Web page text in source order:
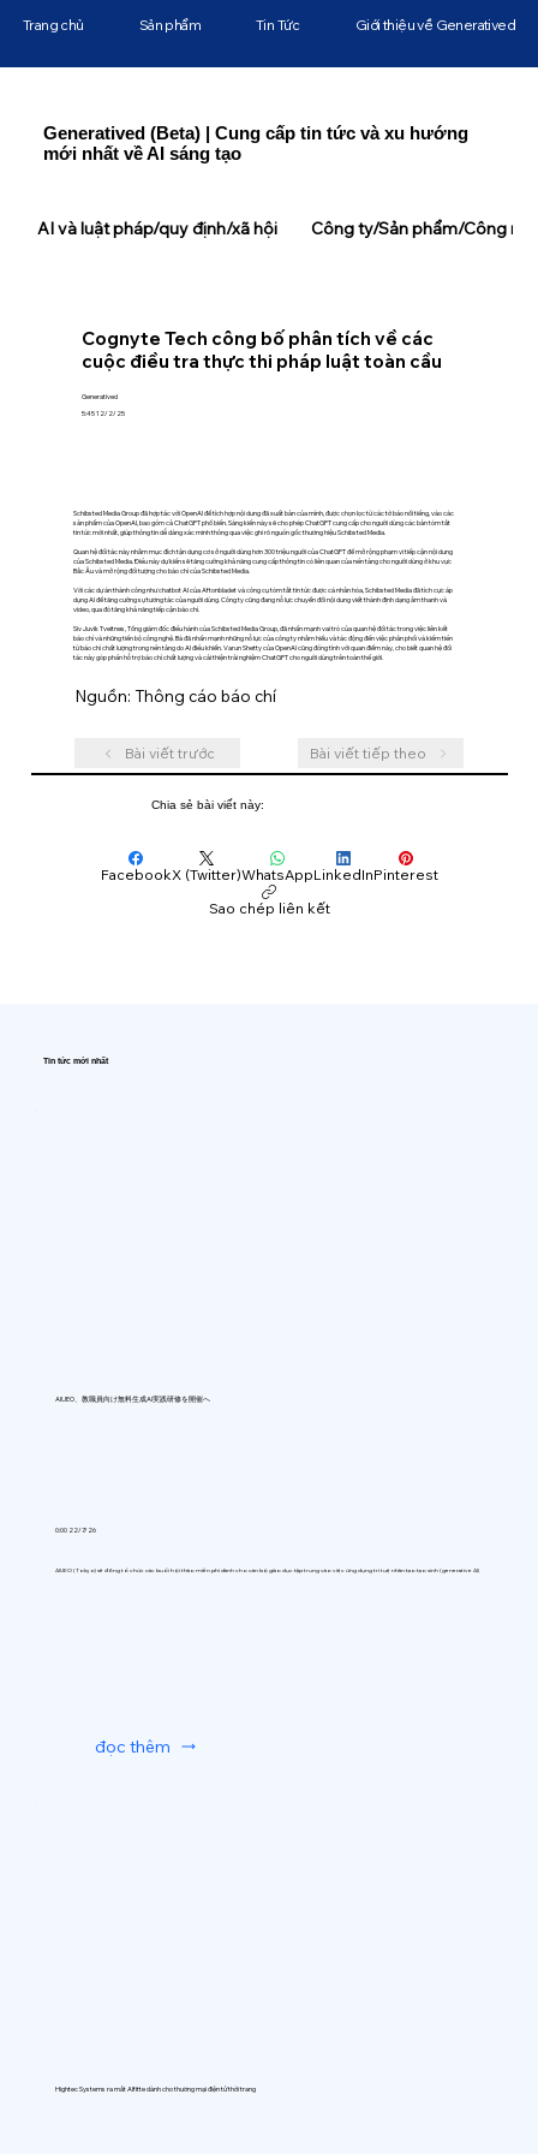
Generatived (Beta) | Cung cấp tin tức và xu hướng
mới nhất về AI sáng tạo
Cognyte Tech công bố phân tích về các
cuộc điều tra thực thi pháp luật toàn cầu
Generatived
5:45 12/2/25
Schibsted Media Group đã hợp tác với OpenAI để tích hợp nội dung đã xuất bản của mình, được chọn lọc từ các tờ báo nổi tiếng, vào các
sản phẩm của OpenAI, bao gồm cả ChatGPT phổ biến. Sáng kiến này sẽ cho phép ChatGPT cung cấp cho người dùng các bản tóm tắt
tin tức mới nhất, giúp thông tin dễ dàng xác minh thông qua việc ghi rõ nguồn gốc thương hiệu Schibsted Media.
Quan hệ đối tác này nhằm mục đích tận dụng cơ sở người dùng hơn 300 triệu người của ChatGPT để mở rộng phạm vi tiếp cận nội dung
của Schibsted Media. Điều này dự kiến sẽ tăng cường khả năng cung cấp thông tin có liên quan của nền tảng cho người dùng ở khu vực
Bắc Âu và mở rộng đối tượng cho báo chí của Schibsted Media.
Với các dự án thành công như chatbot AI của Aftonbladet và công cụ tóm tắt tin tức được cá nhân hóa, Schibsted Media đã tích cực áp
dụng AI để tăng cường sự tương tác của người dùng. Công ty cũng đang nỗ lực chuyển đổi nội dung viết thành định dạng âm thanh và
video, qua đó tăng khả năng tiếp cận báo chí.
Siv Juvik Tveitnes, Tổng giám đốc điều hành của Schibsted Media Group, đã nhấn mạnh vai trò của quan hệ đối tác trong việc liên kết
báo chí và những tiến bộ công nghệ. Bà đã nhấn mạnh những nỗ lực của công ty nhằm hiểu và tác động đến việc phân phối và kiếm tiền
từ báo chí chất lượng trong nền tảng do AI điều khiển. Varun Shetty của OpenAI cũng đồng tình với quan điểm này, cho biết quan hệ đối
tác này góp phần hỗ trợ báo chí chất lượng và cải thiện trải nghiệm ChatGPT cho người dùng trên toàn thế giới.
Nguồn: Thông cáo báo chí
Bài viết trước Bài viết tiếp theo
Trang chủ Sản phẩm Tin Tức Giới thiệu về Generatived
Chia sẻ bài viết này:
FacebookX (Twitter)WhatsAppLinkedInPinterest
Sao chép liên kết
AI và luật pháp/quy định/xã hội Công ty/Sản phẩm/Công
Tin tức mới nhất
AIUEO、教職員向け無料生成AI実践研修を開催へ
0:00 22/7/26
AIUEO (Tokyo) sẽ đồng tổ chức các buổi hội thảo miễn phí dành cho cán bộ giáo dục tập trung vào việc ứng dụng trí tuệ nhân tạo tạo sinh (generative AI)
đọc thêm
Hightec Systems ra mắt AIfitte dành cho thương mại điện tử thời trang